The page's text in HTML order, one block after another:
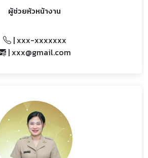
ผู้ช่วยหัวหน้างาน
| xxx-xxxxxxx
| xxx@gmail.com